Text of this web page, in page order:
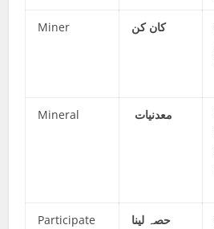
Miner کان کن
Mineral معدنیات
Participate حصہ لینا